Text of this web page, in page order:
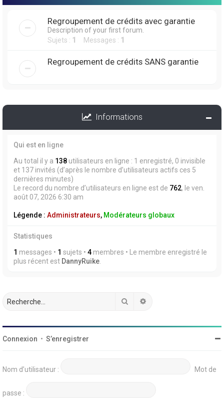
Regroupement de crédits avec garantie
Description of your first forum.
Sujets : 1 Messages : 1
Regroupement de crédits SANS garantie
Informations
Qui est en ligne
Au total il y a 138 utilisateurs en ligne : 1 enregistré, 0 invisible
et 137 invités (d’après le nombre d’utilisateurs actifs ces 5
dernières minutes)
Le record du nombre d’utilisateurs en ligne est de 762, le ven.
août 07, 2026 6:30 am
Légende : Administrateurs, Modérateurs globaux
Statistiques
1 messages • 1 sujets • 4 membres • Le membre enregistré le
plus récent est DannyRuike
Rechercher
Connexion • S’enregistrer
Nom d’utilisateur : Mot de
passe :